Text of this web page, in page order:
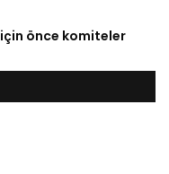
önce komiteler